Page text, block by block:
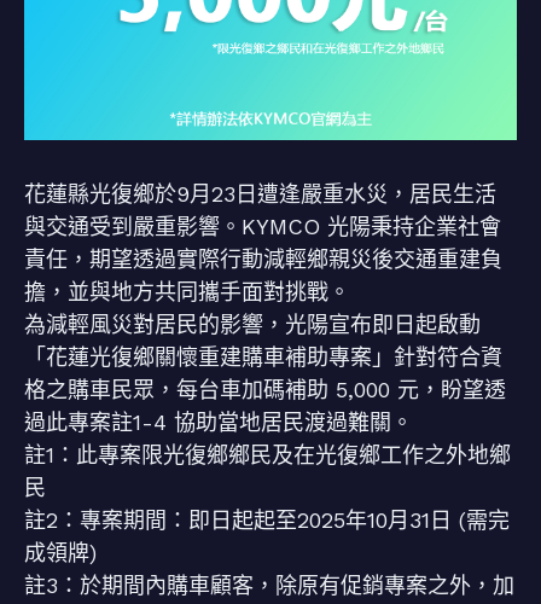
花蓮縣光復鄉於9月23日遭逢嚴重水災，居民生活
與交通受到嚴重影響。KYMCO 光陽秉持企業社會
責任，期望透過實際行動減輕鄉親災後交通重建負
擔，並與地方共同攜手面對挑戰。
為減輕風災對居民的影響，光陽宣布即日起啟動
「花蓮光復鄉關懷重建購車補助專案」針對符合資
格之購車民眾，每台車加碼補助 5,000 元，盼望透
過此專案註1-4 協助當地居民渡過難關。
註1：此專案限光復鄉鄉民及在光復鄉工作之外地鄉
民
註2：專案期間：即日起起至2025年10月31日 (需完
成領牌)
註3：於期間內購車顧客，除原有促銷專案之外，加